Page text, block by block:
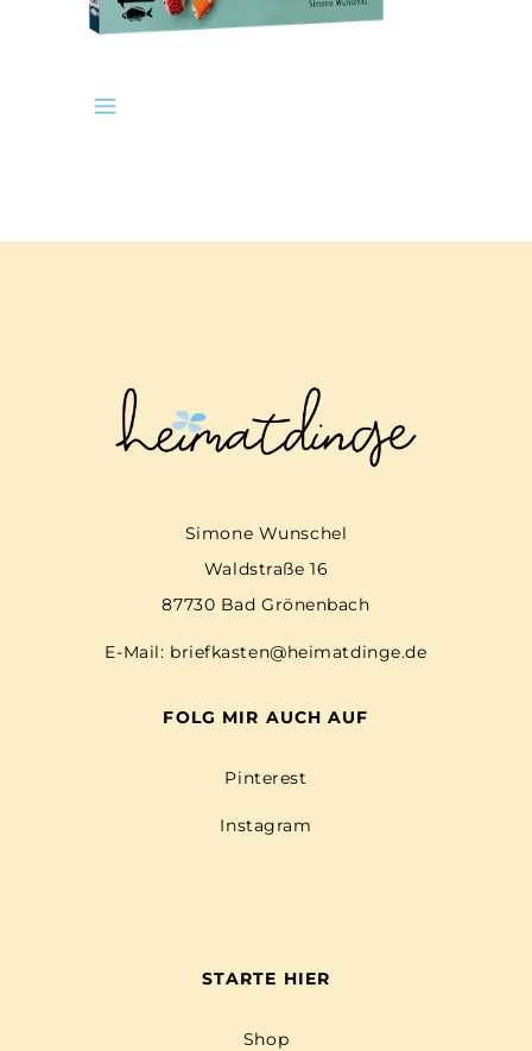
Simone Wunschel
Waldstraße 16
87730 Bad Grönenbach
E-Mail: briefkasten@heimatdinge.de
FOLG MIR AUCH AUF
Pinterest
Instagram
STARTE HIER
Shop